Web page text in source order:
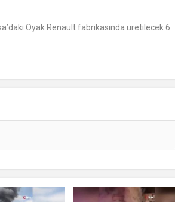
Oyak Renault fabrikasında üretilecek 6.